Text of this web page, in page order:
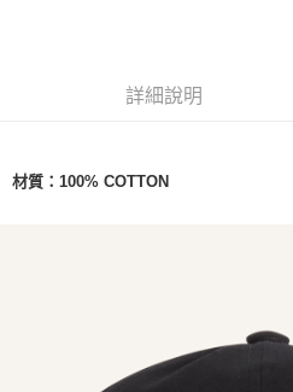
付款後7-11取貨詳細說明
材質： 100% COTTON